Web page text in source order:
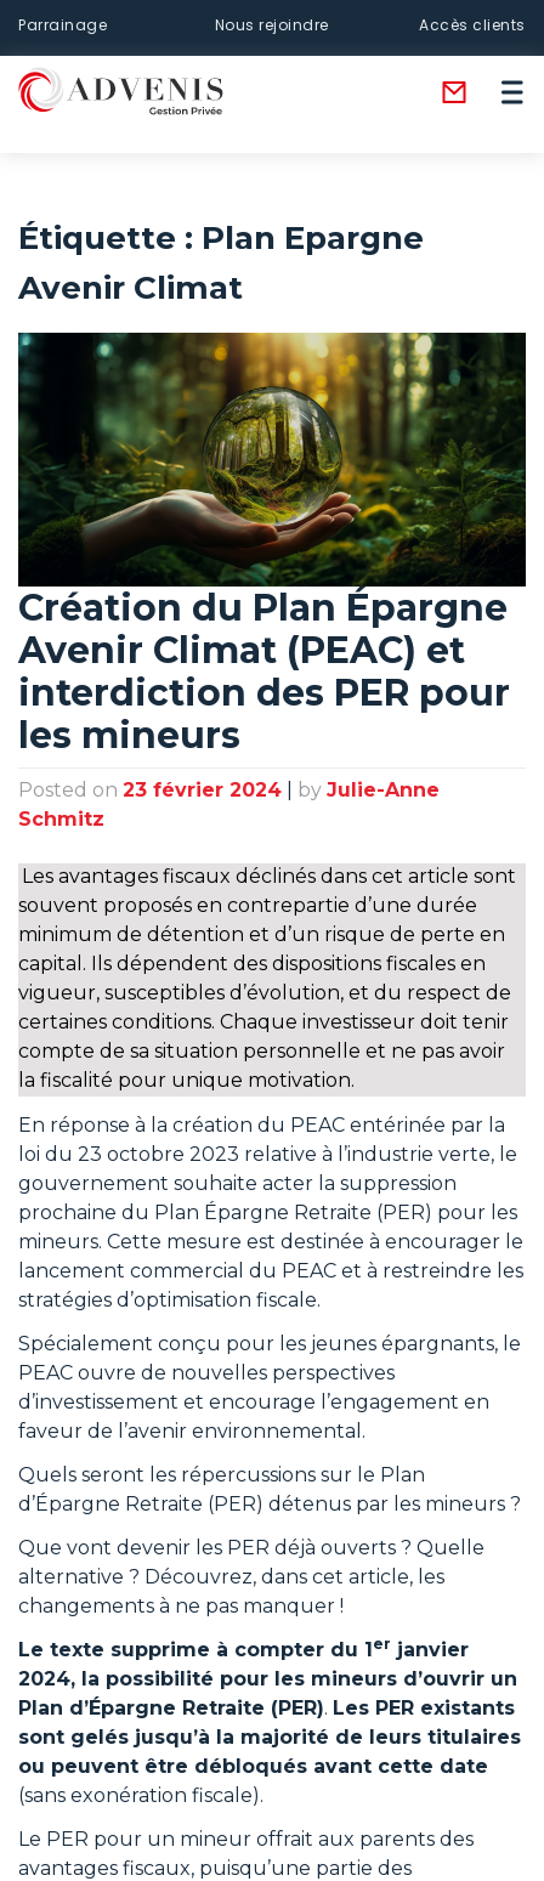
Parrainage Nous rejoindre Accès clients
Étiquette : Plan Epargne
Avenir Climat
Création du Plan Épargne
Avenir Climat (PEAC) et
interdiction des PER pour
les mineurs
Posted on 23 février 2024 by Julie-Anne
Schmitz
Les avantages fiscaux déclinés dans cet article sont
souvent proposés en contrepartie d’une durée
minimum de détention et d’un risque de perte en
capital. Ils dépendent des dispositions fiscales en
vigueur, susceptibles d’évolution, et du respect de
certaines conditions. Chaque investisseur doit tenir
compte de sa situation personnelle et ne pas avoir
la fiscalité pour unique motivation.
En réponse à la création du PEAC entérinée par la
loi du 23 octobre 2023 relative à l’industrie verte, le
gouvernement souhaite acter la suppression
prochaine du Plan Épargne Retraite (PER) pour les
mineurs. Cette mesure est destinée à encourager le
lancement commercial du PEAC et à restreindre les
stratégies d’optimisation fiscale.
Spécialement conçu pour les jeunes épargnants, le
PEAC ouvre de nouvelles perspectives
d’investissement et encourage l’engagement en
faveur de l’avenir environnemental.
Quels seront les répercussions sur le Plan
d’Épargne Retraite (PER) détenus par les mineurs ?
Que vont devenir les PER déjà ouverts ? Quelle
alternative ? Découvrez, dans cet article, les
changements à ne pas manquer !
Le texte supprime à compter du 1er janvier
2024, la possibilité pour les mineurs d’ouvrir un
Plan d’Épargne Retraite (PER). Les PER existants
sont gelés jusqu’à la majorité de leurs titulaires
ou peuvent être débloqués avant cette date
(sans exonération fiscale).
Le PER pour un mineur offrait aux parents des
avantages fiscaux, puisqu’une partie des